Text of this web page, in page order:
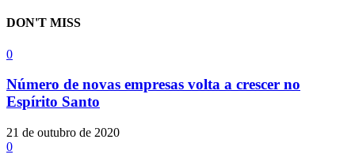
DON'T MISS
0
Número de novas empresas volta a crescer no
Espírito Santo
21 de outubro de 2020
0